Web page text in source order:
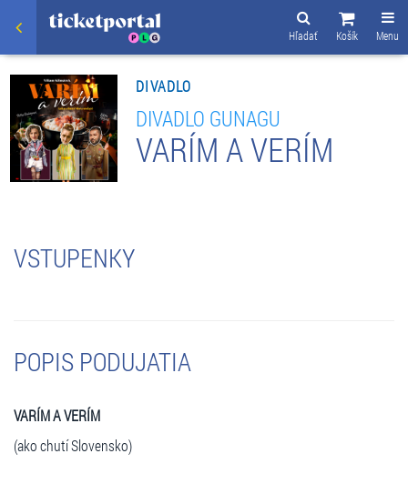
Menu
Košík
Hľadať
DIVADLO
DIVADLO GUNAGU
VARÍM A VERÍM
VSTUPENKY
POPIS PODUJATIA
VARÍM A VERÍM
(ako chutí Slovensko)